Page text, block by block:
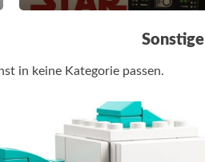
Sonstige
in keine Kategorie passen.
Simpsons